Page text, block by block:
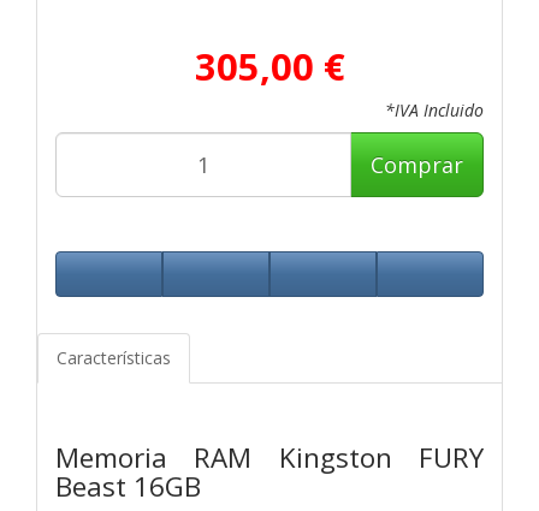
305,00 €
*IVA Incluido
Comprar
Características
Memoria RAM Kingston FURY
Beast 16GB